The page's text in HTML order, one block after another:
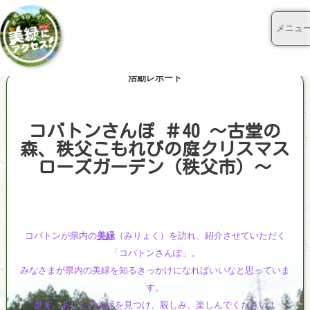
活動レポート
コバトンさんぽ ＃40 ～古堂の
森、秩父こもれびの庭クリスマス
ローズガーデン（秩父市）～
コバトンが県内の美緑（みりょく）を訪れ、紹介させていただく
「コバトンさんぽ」。
みなさまが県内の美緑を知るきっかけになればいいなと思っていま
す。
是非、あなたの美緑を見つけ、親しみ、楽しんでください！
メニュ